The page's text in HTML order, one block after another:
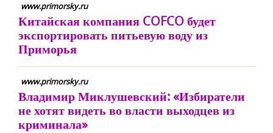
www.primorsky.ru
Китайская компания COFCO будет
экспортировать питьевую воду из
Приморья
www.primorsky.ru
Владимир Миклушевский: «Избиратели
не хотят видеть во власти выходцев из
криминала»